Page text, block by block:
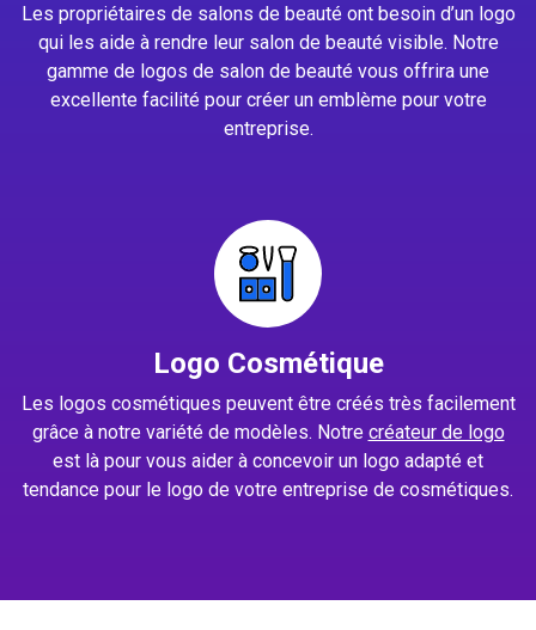
Les propriétaires de salons de beauté ont besoin d’un logo
qui les aide à rendre leur salon de beauté visible. Notre
gamme de logos de salon de beauté vous offrira une
excellente facilité pour créer un emblème pour votre
entreprise.
Logo Cosmétique
Les logos cosmétiques peuvent être créés très facilement
grâce à notre variété de modèles. Notre créateur de logo
est là pour vous aider à concevoir un logo adapté et
tendance pour le logo de votre entreprise de cosmétiques.